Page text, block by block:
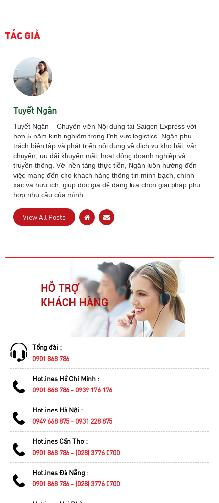
TÁC GIẢ
Tuyết Ngân
Tuyết Ngân – Chuyên viên Nội dung tại Saigon Express với
hơn 5 năm kinh nghiệm trong lĩnh vực logistics. Ngân phụ
trách biên tập và phát triển nội dung về dịch vụ kho bãi, vận
chuyển, ưu đãi khuyến mãi, hoạt động doanh nghiệp và
truyền thông. Với nền tảng thực tiễn, Ngân luôn hướng đến
việc mang đến cho khách hàng thông tin minh bạch, chính
xác và hữu ích, giúp độc giả dễ dàng lựa chọn giải pháp phù
hợp nhu cầu của mình.
View All Posts
Tổng đài :
0901 868 786
Hotlines Hồ Chí Minh :
0901 868 786 - 0939 176 176
Hotlines Hà Nội :
0949 668 875 - 0931 228 875
Hotlines Cần Thơ :
0901 868 786 - (028) 3776 0700
Hotlines Đà Nẵng :
0901 868 786 - (028) 3776 0700